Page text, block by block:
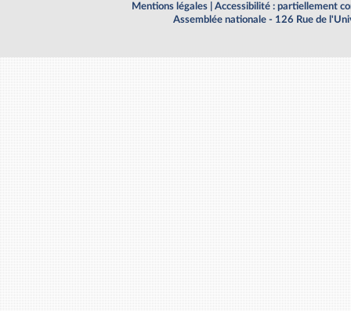
Mentions légales
Accessibilité : partiellement
Assemblée nationale - 126 Rue de